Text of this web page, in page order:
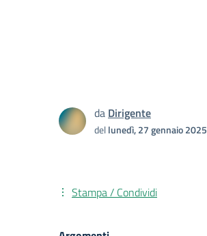
da Dirigente
dellunedì, 27 gennaio 2025
Stampa / Condividi